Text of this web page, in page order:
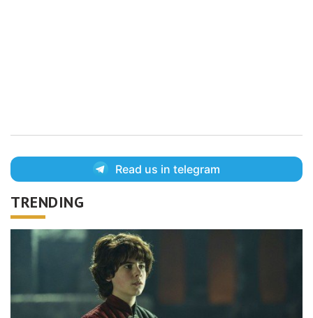
Read us in telegram
TRENDING